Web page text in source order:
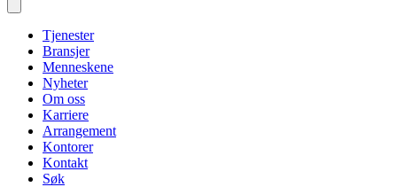
Tjenester
Bransjer
Menneskene
Nyheter
Om oss
Karriere
Arrangement
Kontorer
Kontakt
Søk